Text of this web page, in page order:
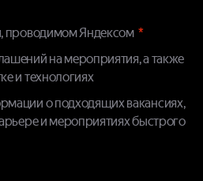
проводимом Яндексом
на мероприятия, а также
и технологиях
о подходящих вакансиях,
и мероприятиях быстрого